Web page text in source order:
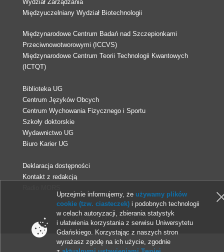
Wydział Zarządzania
Międzyuczelniany Wydział Biotechnologii
Międzynarodowe Centrum Badań nad Szczepionkami
Przeciwnowotworowymi (ICCVS)
Międzynarodowe Centrum Teorii Technologii Kwantowych
(ICTQT)
Biblioteka UG
Centrum Języków Obcych
Centrum Wychowania Fizycznego i Sportu
Szkoły doktorskie
Wydawnictwo UG
Biuro Karier UG
Deklaracja dostępności
Kontakt z redakcją
© 2013-2026 Uniwersytet Gdański
Uprzejmie informujemy, że używamy plików
cookie (tzw. ciasteczek) i podobnych technologii
w celach autoryzacji, zbierania statystyk
i ułatwienia korzystania z serwisu Uniwersytetu
Gdańskiego. Korzystając z naszych stron
wyrażasz zgodę na ich użycie, zgodnie